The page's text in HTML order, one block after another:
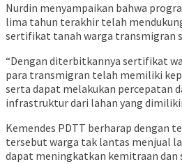
Nurdin menyampaikan bahwa
lima tahun terakhir telah
sertifikat tanah warga transmigran
“Dengan diterbitkannya sertifikat
para transmigran telah memiliki
serta dapat melakukan percepatan
infrastruktur dari lahan yang
Kemendes PDTT berharap dengan
tersebut warga tak lantas menjual
dapat meningkatkan kemitraan dan